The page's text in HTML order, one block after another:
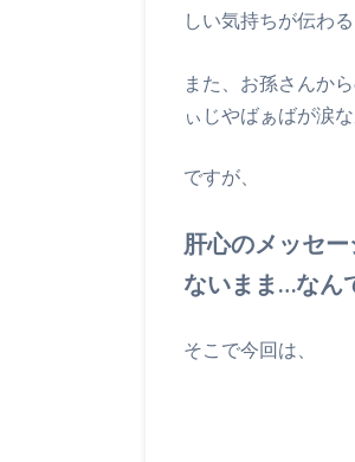
しい気持ちが伝わる
また、お孫さんか
ぃじやばぁばが涙
ですが、
肝心のメッセ
ないまま…なん
そこで今回は、